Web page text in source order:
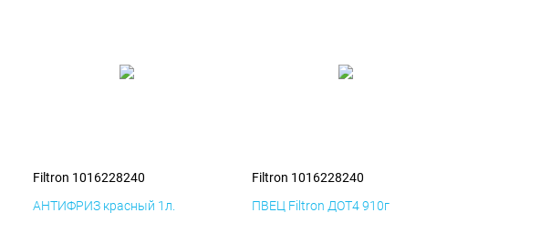
Filtron 1016228240
АНТИФРИЗ красный 1л.
Filtron 1016228240
ПВЕЦ Filtron ДОТ4 910г